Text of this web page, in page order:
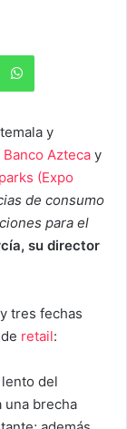
y
Banco Azteca y
(Expo
de consumo
para el
su director
tres fechas
retail:
del
una brecha